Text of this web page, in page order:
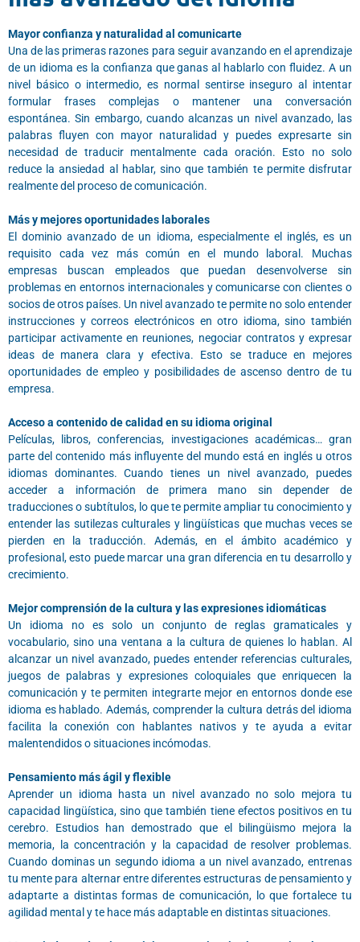
Mayor confianza y naturalidad al comunicarte
Una de las primeras razones para seguir avanzando en el aprendizaje
de un idioma es la confianza que ganas al hablarlo con fluidez. A un
nivel básico o intermedio, es normal sentirse inseguro al intentar
formular frases complejas o mantener una conversación
espontánea. Sin embargo, cuando alcanzas un nivel avanzado, las
palabras fluyen con mayor naturalidad y puedes expresarte sin
necesidad de traducir mentalmente cada oración. Esto no solo
reduce la ansiedad al hablar, sino que también te permite disfrutar
realmente del proceso de comunicación.
Más y mejores oportunidades laborales
El dominio avanzado de un idioma, especialmente el inglés, es un
requisito cada vez más común en el mundo laboral. Muchas
empresas buscan empleados que puedan desenvolverse sin
problemas en entornos internacionales y comunicarse con clientes o
socios de otros países. Un nivel avanzado te permite no solo entender
instrucciones y correos electrónicos en otro idioma, sino también
participar activamente en reuniones, negociar contratos y expresar
ideas de manera clara y efectiva. Esto se traduce en mejores
oportunidades de empleo y posibilidades de ascenso dentro de tu
empresa.
Acceso a contenido de calidad en su idioma original
Películas, libros, conferencias, investigaciones académicas… gran
parte del contenido más influyente del mundo está en inglés u otros
idiomas dominantes. Cuando tienes un nivel avanzado, puedes
acceder a información de primera mano sin depender de
traducciones o subtítulos, lo que te permite ampliar tu conocimiento y
entender las sutilezas culturales y lingüísticas que muchas veces se
pierden en la traducción. Además, en el ámbito académico y
profesional, esto puede marcar una gran diferencia en tu desarrollo y
crecimiento.
Mejor comprensión de la cultura y las expresiones idiomáticas
Un idioma no es solo un conjunto de reglas gramaticales y
vocabulario, sino una ventana a la cultura de quienes lo hablan. Al
alcanzar un nivel avanzado, puedes entender referencias culturales,
juegos de palabras y expresiones coloquiales que enriquecen la
comunicación y te permiten integrarte mejor en entornos donde ese
idioma es hablado. Además, comprender la cultura detrás del idioma
facilita la conexión con hablantes nativos y te ayuda a evitar
malentendidos o situaciones incómodas.
Pensamiento más ágil y flexible
Aprender un idioma hasta un nivel avanzado no solo mejora tu
capacidad lingüística, sino que también tiene efectos positivos en tu
cerebro. Estudios han demostrado que el bilingüismo mejora la
memoria, la concentración y la capacidad de resolver problemas.
Cuando dominas un segundo idioma a un nivel avanzado, entrenas
tu mente para alternar entre diferentes estructuras de pensamiento y
adaptarte a distintas formas de comunicación, lo que fortalece tu
agilidad mental y te hace más adaptable en distintas situaciones.